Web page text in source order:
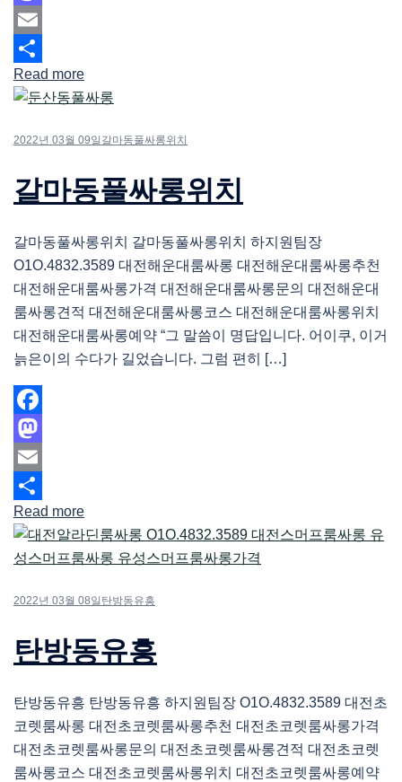
Mastodon
Email
Share
Read more
2022년 03월 09일 갈마동풀싸롱위치
갈마동풀싸롱위치
갈마동풀싸롱위치 갈마동풀싸롱위치 하지원팀장
O1O.4832.3589 대전해운대룸싸롱 대전해운대룸싸롱추천
대전해운대룸싸롱가격 대전해운대룸싸롱문의 대전해운대
룸싸롱견적 대전해운대룸싸롱코스 대전해운대룸싸롱위치
대전해운대룸싸롱예약 “그 말씀이 명답입니다. 어이쿠, 이거
늙은이의 수다가 길었습니다. 그럼 편히 […]
Facebook
Mastodon
Email
Share
Read more
2022년 03월 08일 탄방동유흥
탄방동유흥
탄방동유흥 탄방동유흥 하지원팀장 O1O.4832.3589 대전초
코렛룸싸롱 대전초코렛룸싸롱추천 대전초코렛룸싸롱가격
대전초코렛룸싸롱문의 대전초코렛룸싸롱견적 대전초코렛
룸싸롱코스 대전초코렛룸싸롱위치 대전초코렛룸싸롱예약